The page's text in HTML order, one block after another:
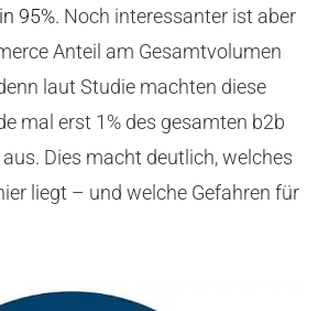
95%. Noch interessanter ist aber
Anteil am Gesamtvolumen
laut Studie machten diese
mal erst 1% des gesamten b2b
Dies macht deutlich, welches
liegt – und welche Gefahren für